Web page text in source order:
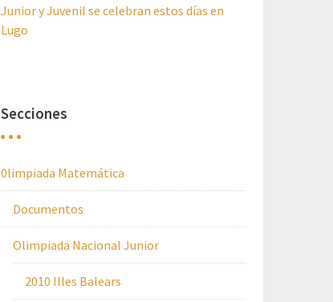
Junior y Juvenil se celebran estos días en
Lugo
Secciones
0limpiada Matemática
Documentos
Olimpiada Nacional Junior
2010 Illes Balears